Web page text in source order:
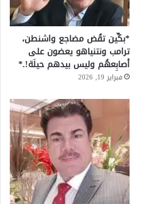
*بكِّين تقُض مضاجع واشنطن،
ترامب ونتنياهو يعضون على
أصابِعهُم وليس بيدهم حيلَة!.*
فبراير 19, 2026